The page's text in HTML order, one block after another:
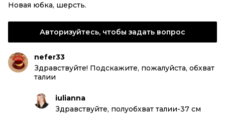
Новая юбка, шерсть.
Авторизуйтесь, чтобы задать вопрос
nefer33
Здравствуйте! Подскажите, пожалуйста, обхват
талии
iulianna
Здравствуйте, полуобхват талии-37 см